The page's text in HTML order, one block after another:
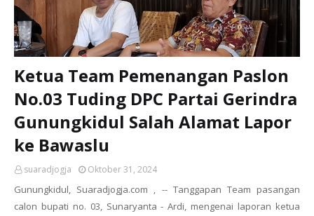
Ketua Team Pemenangan Paslon
No.03 Tuding DPC Partai Gerindra
Gunungkidul Salah Alamat Lapor
ke Bawaslu
suaradjogja Oktober 31, 2024
Gunungkidul, Suaradjogja.com , -- Tanggapan Team pasangan
calon bupati no. 03, Sunaryanta - Ardi, mengenai laporan ketua